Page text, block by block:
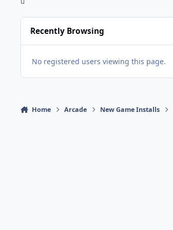
Recently Browsing
No registered users viewing this page.
Home Arcade New Game Installs